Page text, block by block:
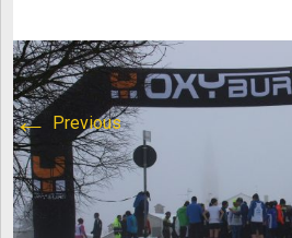
content/plugins/breadcrumb-
navxt/class.bcn_breadcrumb_trail.php
← Previous